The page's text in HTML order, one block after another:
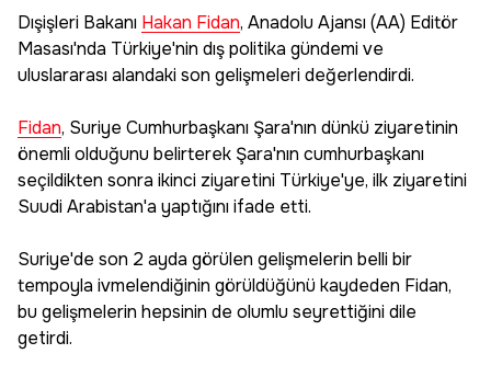
Dışişleri Bakanı Hakan Fidan, Anadolu Ajansı (AA) Editör
Masası'nda Türkiye'nin dış politika gündemi ve
uluslararası alandaki son gelişmeleri değerlendirdi.
Fidan, Suriye Cumhurbaşkanı Şara'nın dünkü ziyaretinin
önemli olduğunu belirterek Şara'nın cumhurbaşkanı
seçildikten sonra ikinci ziyaretini Türkiye'ye, ilk ziyaretini
Suudi Arabistan'a yaptığını ifade etti.
Suriye'de son 2 ayda görülen gelişmelerin belli bir
tempoyla ivmelendiğinin görüldüğünü kaydeden Fidan,
bu gelişmelerin hepsinin de olumlu seyrettiğini dile
getirdi.